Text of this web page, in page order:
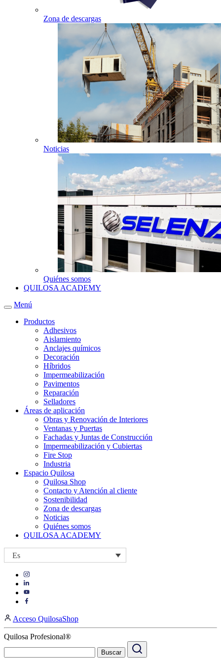
Zona de descargas
Noticias
Quiénes somos
QUILOSA ACADEMY
Menú
Productos
Adhesivos
Aislamiento
Anclajes químicos
Decoración
Híbridos
Impermeabilización
Pavimentos
Reparación
Selladores
Áreas de aplicación
Obras y Renovación de Interiores
Ventanas y Puertas
Fachadas y Juntas de Construcción
Impermeabilización y Cubiertas
Fire Stop
Industria
Espacio Quilosa
Quilosa Shop
Contacto y Atención al cliente
Sostenibilidad
Zona de descargas
Noticias
Quiénes somos
QUILOSA ACADEMY
Es
Visit
https://www.instagram.com/quilosa_selena/
Visit
our
Visit
page
https://www.facebook.com/QuilosaSelenaIberia/
page
Acceso QuilosaShop
Quilosa Profesional®